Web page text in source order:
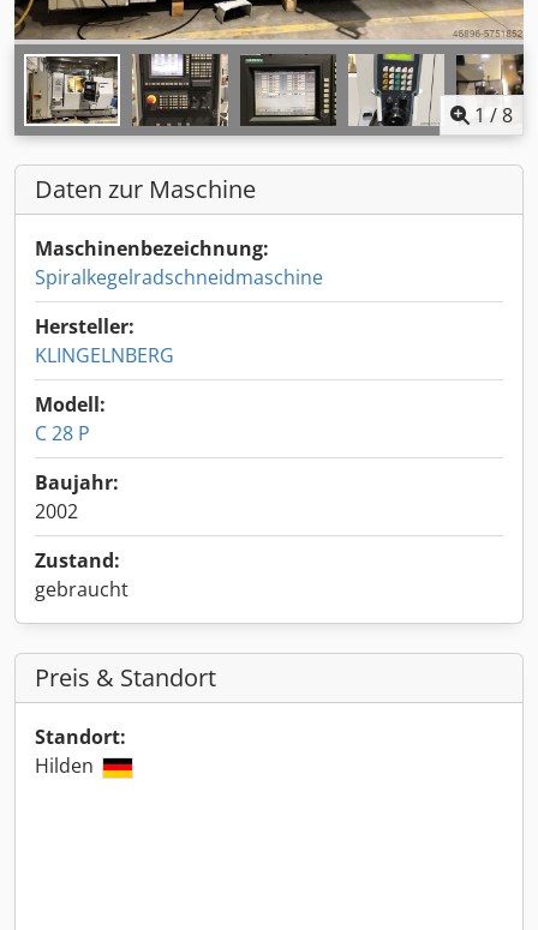
1 /8
Daten zur Maschine
Maschinenbezeichnung:
Spiralkegelradschneidmaschine
Hersteller:
KLINGELNBERG
Modell:
C 28 P
Baujahr:
2002
Zustand:
gebraucht
Preis & Standort
Standort:
Hilden